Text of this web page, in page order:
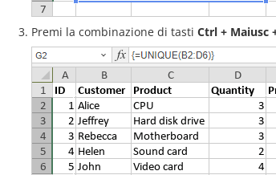
Premi la combinazione di tasti Ctrl + Maiusc